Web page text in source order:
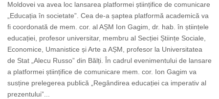
Moldovei va avea loc lansarea platformei științifice de comunicare
„Educația în societate”. Cea de-a șaptea platformă academică va
fi coordonată de mem. cor. al AȘM Ion Gagim, dr. hab. în științele
educației, profesor universitar, membru al Secției Științe Sociale,
Economice, Umanistice și Arte a AȘM, profesor la Universitatea
de Stat „Alecu Russo” din Bălți. În cadrul evenimentului de lansare
a platformei științifice de comunicare mem. cor. Ion Gagim va
susține prelegerea publică „Regândirea educației ca imperativ al
prezentului”...